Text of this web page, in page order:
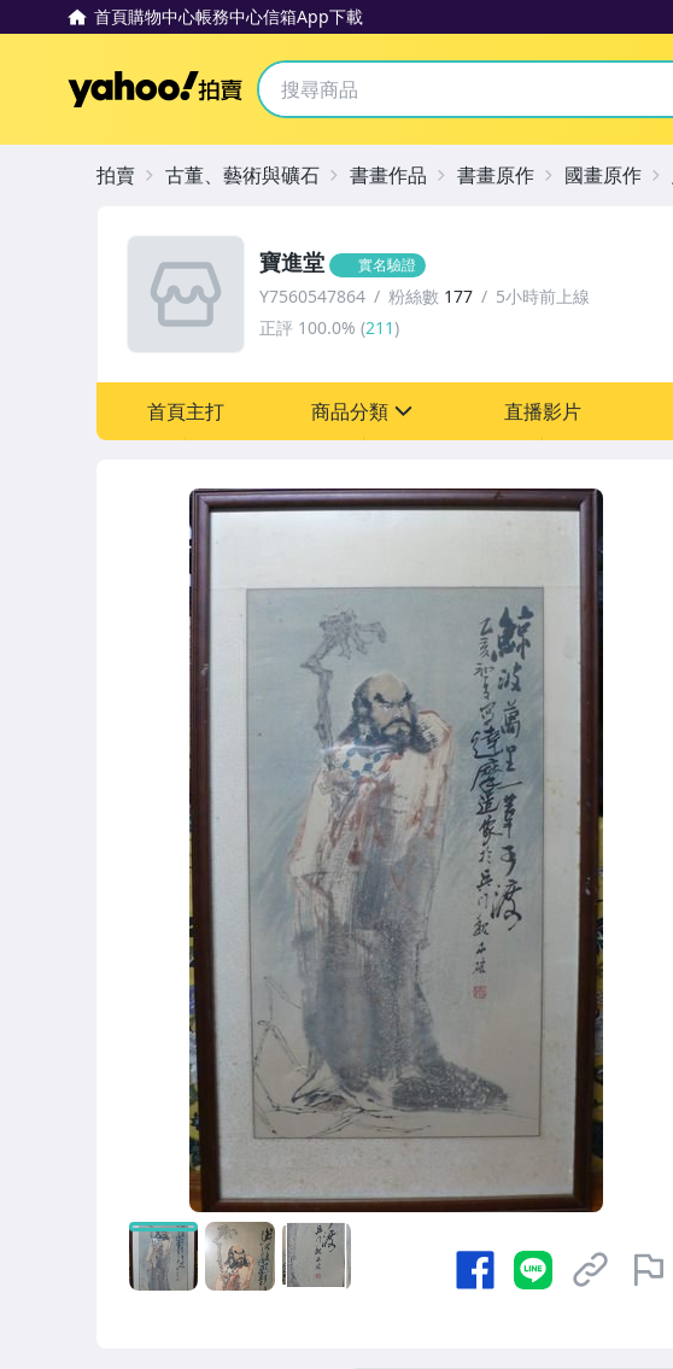
首頁購物中心帳務中心信箱App下載
Yahoo拍賣
寶進堂 實名驗證
Y7560547864 粉絲數 177
5小時前上線
正評 100.0% (211)
首頁主打 商品分類
汽機車精品百貨
偶像、球員卡與郵幣
手錶與飾品配件
直播影片
拍賣 古董、藝術與礦石 書畫作品 書畫原作 國畫原作